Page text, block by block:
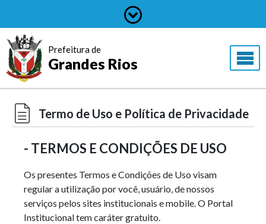
Prefeitura de
Grandes Rios
Termo de Uso e Política de Privacidade
- TERMOS E CONDIÇÕES DE USO
Os presentes Termos e Condições de Uso visam
regular a utilização por você, usuário, de nossos
serviços pelos sites institucionais e mobile. O Portal
Institucional tem caráter gratuito.